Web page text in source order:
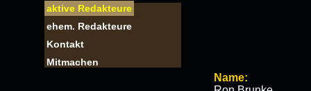
aktive Redakteure
ehem. Redakteure
Kontakt
Mitmachen
Name: